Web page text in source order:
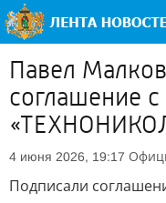
Павел
соглашение
4 июня 2026, 19:17
Подписали